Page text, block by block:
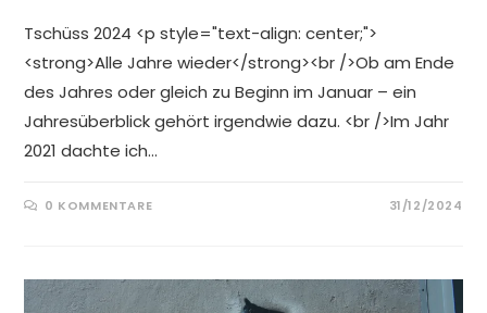
Tschüss 2024 <p style="text-align: center;">
<strong>Alle Jahre wieder</strong><br />Ob am Ende
des Jahres oder gleich zu Beginn im Januar – ein
Jahresüberblick gehört irgendwie dazu. <br />Im Jahr
2021 dachte ich…
0 KOMMENTARE 31/12/2024